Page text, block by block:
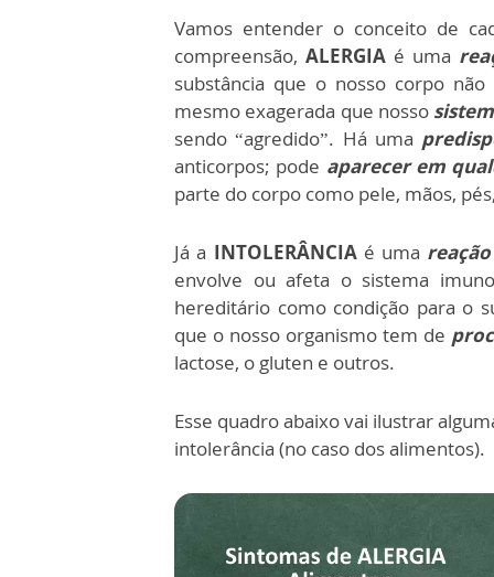
Vamos entender o conceito de
compreensão, ALERGIAé uma
substância que o nosso corpo
mesmo exagerada que nosso
sendo “agredido”. Há uma
anticorpos; pode aparecer em
parte do corpo como pele, mãos,
Já a INTOLERÂNCIAé uma
envolve ou afeta o sistema
hereditário como condição para o
que o nosso organismo tem de
lactose, o gluten e outros.
Esse quadro abaixo vai ilustrar
intolerância (no caso dos alimentos).